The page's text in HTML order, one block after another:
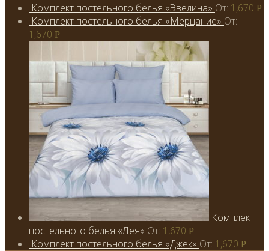
Комплект постельного белья «Эвелина» От: 1,670 Р
Комплект постельного белья «Мерцание» От:
1,670 Р
Комплект
постельного белья «Лея» От: 1,670 Р
Комплект постельного белья «Джек» От: 1,670 Р